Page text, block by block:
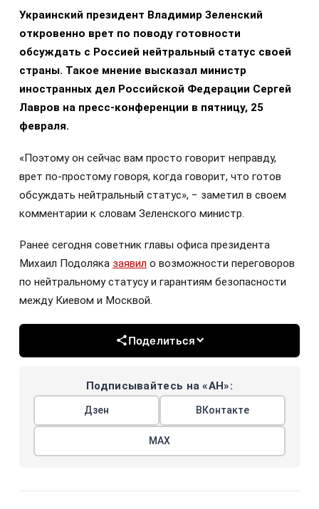
Украинский президент Владимир Зеленский
откровенно врет по поводу готовности
обсуждать с Россией нейтральный статус своей
страны. Такое мнение высказал министр
иностранных дел Российской Федерации Сергей
Лавров на пресс-конференции в пятницу, 25
февраля.
«Поэтому он сейчас вам просто говорит неправду,
врет по-простому говоря, когда говорит, что готов
обсуждать нейтральный статус», − заметил в своем
комментарии к словам Зеленского министр.
Ранее сегодня советник главы офиса президента
Михаил Подоляка заявил о возможности переговоров
по нейтральному статусу и гарантиям безопасности
между Киевом и Москвой.
Поделиться
Подписывайтесь на «АН»:
Дзен ВКонтакте
МАХ